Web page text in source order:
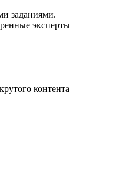
заданиями.
эксперты
контента